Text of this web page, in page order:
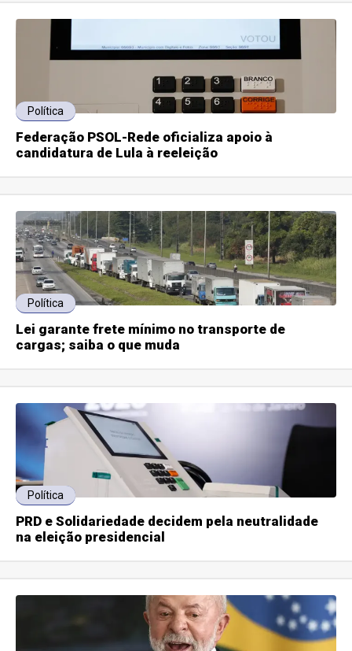
Política
Federação PSOL-Rede oficializa apoio à
candidatura de Lula à reeleição
Política
Lei garante frete mínimo no transporte de
cargas; saiba o que muda
Política
PRD e Solidariedade decidem pela neutralidade
na eleição presidencial